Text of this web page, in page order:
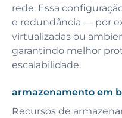
rede. Essa
e redundância — por
virtualizadas ou
garantindo melhor
escalabilidade.
armazenamento em
Recursos de